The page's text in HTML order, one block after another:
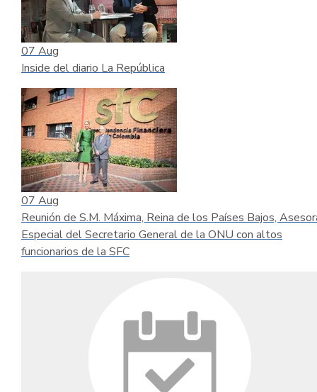
07 Aug
Inside del diario La República
07 Aug
Reunión de S.M. Máxima, Reina de los Países Bajos,
Especial del Secretario General de la ONU con altos
funcionarios de la SFC